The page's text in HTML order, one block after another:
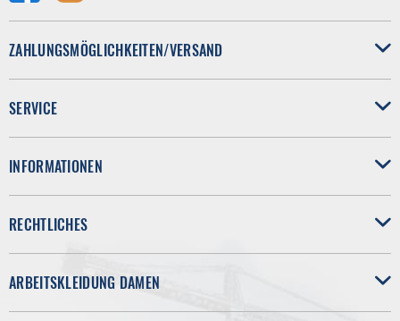
ZAHLUNGSMÖGLICHKEITEN/VERSAND
SERVICE
INFORMATIONEN
RECHTLICHES
ARBEITSKLEIDUNG DAMEN